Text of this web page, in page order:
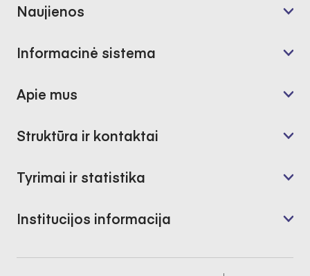
Naujienos
Informacinė sistema
Apie mus
Struktūra ir kontaktai
Tyrimai ir statistika
Institucijos informacija